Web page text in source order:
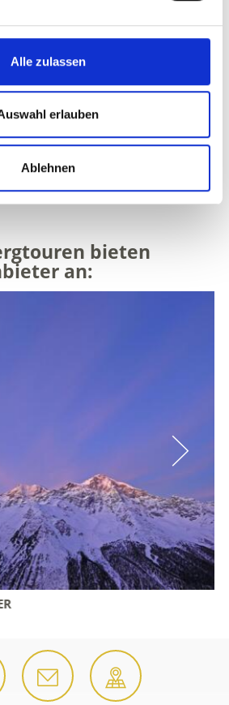
Alle zulassen
erlauben
Ablehnen
& BERGTOUREN IM
ANZEIGEN
IM VINSCHGAU AUF KARTE
bieten
an: